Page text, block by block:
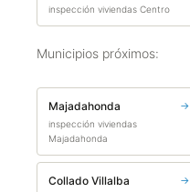
inspección viviendas Centro
Municipios próximos:
→
Majadahonda
inspección viviendas
Majadahonda
→
Collado Villalba